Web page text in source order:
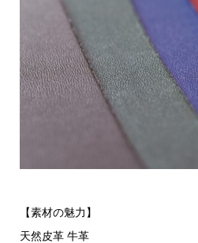
【素材の魅力】
天然皮革 牛革